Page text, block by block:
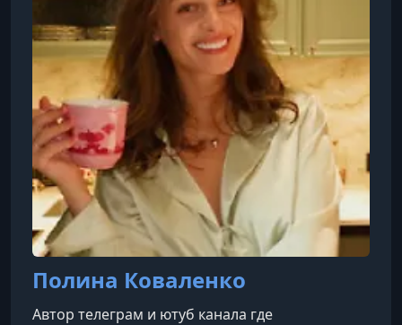
Полина Коваленко
Автор телеграм и ютуб канала где